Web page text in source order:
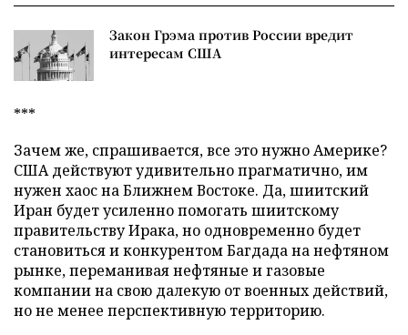
Закон Грэма против России вредит
интересам США
***
Зачем же, спрашивается, все это нужно Америке?
США действуют удивительно прагматично, им
нужен хаос на Ближнем Востоке. Да, шиитский
Иран будет усиленно помогать шиитскому
правительству Ирака, но одновременно будет
становиться и конкурентом Багдада на нефтяном
рынке, переманивая нефтяные и газовые
компании на свою далекую от военных действий,
но не менее перспективную территорию.